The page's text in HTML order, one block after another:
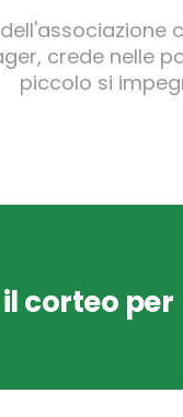
crede nelle
piccolo si
corteo per